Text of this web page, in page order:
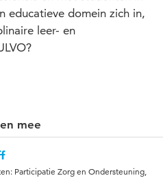
educatieve domein zich in,
leer- en
mee
Participatie Zorg en Ondersteuning,